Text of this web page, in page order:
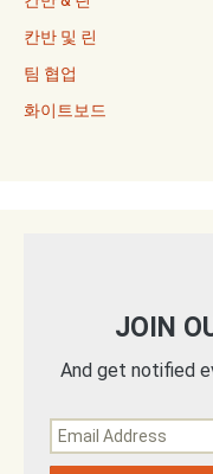
칸반 및 린
팀 협업
화이트보드
JOIN
And get notified